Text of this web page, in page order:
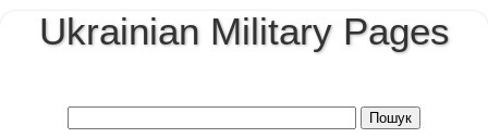
Ukrainian Military Pages